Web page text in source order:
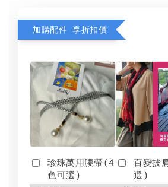
加購配件 享折扣價
珍珠萬用腰帶(4
色可選)
百變披
選)